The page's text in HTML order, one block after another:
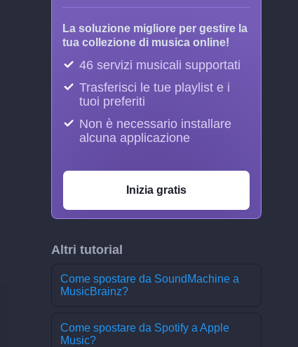
La soluzione migliore per gestire la
tua collezione di musica online!
46 servizi musicali supportati
Trasferisci le tue playlist e i
tuoi preferiti
Non è necessario installare
alcuna applicazione
Inizia gratis
Altri tutorial
Come spostare da SoundMachine a
MusicBrainz?
Come spostare da Spotify a Apple
Music?